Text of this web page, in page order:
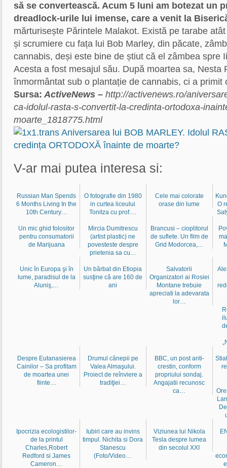
să se convertească. Acum 5 luni am botezat un
dreadlock-urile lui imense, care a venit la
mărturisește Părintele Malakot. Există pe tarabe
și scrumiere cu fața lui Bob Marley, din păcate,
cannabis, deși este bine de știut că el zâmbea spre
Acesta a fost mesajul său. După moartea sa, Nesta
înmormântat sub o plantație de cannabis, ci a primit
Sursa: ActiveNews – http://activenews.ro/
ca-idolul-rasta-s-convertit-la-credinta-ortodoxa-
moarte_1818775.html
V-ar mai putea interesa si:
Russian Man Spends
6 Months Living In the
10th Century…
O fotografie din 1980
in curtea liceului
Tonitza cu prof.…
Cele mai colorate
orase din lume
O
Un mic ghid folositor
pentru consumatorii
de Marijuana
Mircia Dumitrescu
(artist plastic) ne
povesteste despre
prietenia sa cu…
Brancusi – cioplitorul
de suflete. Un film de
Grid Modorcea,…
Unic în Europa şi în
lume, paradisul de la
Aluniş,…
Un bărbat din Etiopia
susţine că are 160 de
ani
Salvatorii
Organizatori ai Rosiei
Montane trebuie
apreciati la adevarata
lor…
Despre Eutanasierea
Cainilor – Sa profitam
de moartea unei
fiinte…
Drumul cânepii pe
Valea Almaşului.
Proiect de reînviere a
tradiţiei…
BBC, un post anti-
crestin, conform
propriului sondaj.
Angajatii recunosc
ca…
Ipocrizia ecologistilor-
de la printul
Charles,Robert
Redford si James
Cameron…
Iubiri care au invins
timpul. Nichita si Dora
Stanescu
(Foto/Video…
Viziunea lui Nikola
Tesla despre lumea
din secolul XXI